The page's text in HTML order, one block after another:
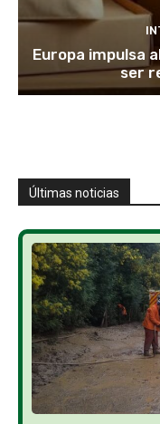
Europa impulsa
ser
Últimas noticias